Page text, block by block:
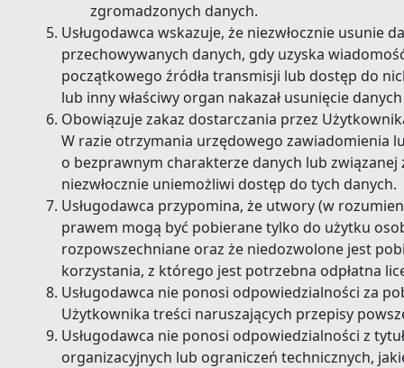
zgromadzonych danych.
Usługodawca wskazuje, że niezwłocznie usunie
przechowywanych danych, gdy uzyska
początkowego źródła transmisji lub dostęp do
lub inny właściwy organ nakazał usunięcie
Obowiązuje zakaz dostarczania przez
W razie otrzymania urzędowego zawiadomienia
o bezprawnym charakterze danych lub związanej
niezwłocznie uniemożliwi dostęp do tych danych.
Usługodawca przypomina, że utwory (w
prawem mogą być pobierane tylko do użytku
rozpowszechniane oraz że niedozwolone jest
korzystania, z którego jest potrzebna odpłatna
Usługodawca nie ponosi odpowiedzialności za
Użytkownika treści naruszających przepisy
Usługodawca nie ponosi odpowiedzialności z
organizacyjnych lub ograniczeń technicznych,